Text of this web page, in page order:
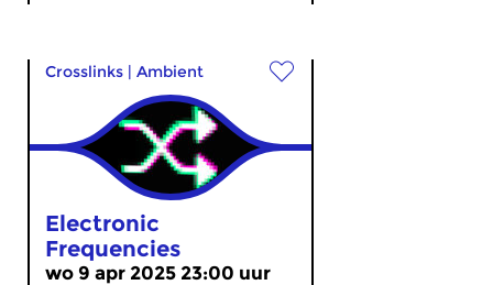
Crosslinks | Ambient
Electronic
Frequencies
wo 9 apr 2025 23:00 uur